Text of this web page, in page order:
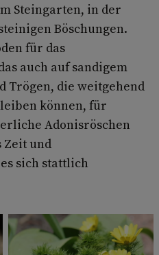
Steingarten, in der
Böschungen.
für das
auch auf sandigem
Trögen, die weitgehend
können, für
Adonisröschen
Zeit und
sich stattlich